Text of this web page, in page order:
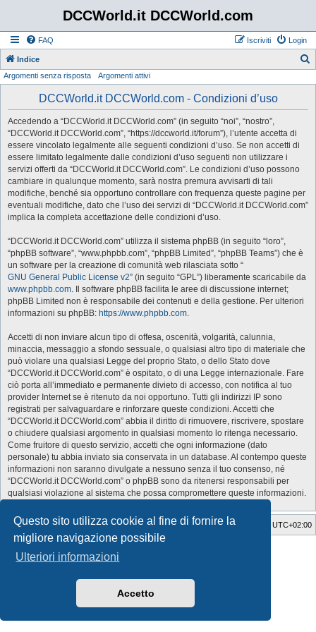
Questo sito utilizza cookie al fine di fornire la
migliore navigazione possibile
Ulteriori informazioni
Accetto
DCCWorld.it DCCWorld.com
FAQ Login
Iscriviti
Indice
Argomenti senza risposta Argomenti attivi
DCCWorld.it DCCWorld.com - Condizioni d’uso
Accedendo a “DCCWorld.it DCCWorld.com” (in seguito “noi”, “nostro”,
“DCCWorld.it DCCWorld.com”, “https://dccworld.it/forum”), l’utente accetta di
essere vincolato legalmente alle seguenti condizioni d’uso. Se non accetti di
essere limitato legalmente dalle condizioni d’uso seguenti non utilizzare i
servizi offerti da “DCCWorld.it DCCWorld.com”. Le condizioni d’uso possono
cambiare in qualunque momento, sarà nostra premura avvisarti di tali
modifiche, benché sia opportuno controllare con frequenza queste pagine per
eventuali modifiche, dato che l’uso dei servizi di “DCCWorld.it DCCWorld.com”
implica la completa accettazione delle condizioni d’uso.
“DCCWorld.it DCCWorld.com” utilizza il sistema phpBB (in seguito “loro”,
“phpBB software”, “www.phpbb.com”, “phpBB Limited”, “phpBB Teams”) che è
un software per la creazione di comunità web rilasciata sotto “
GNU General Public License v2” (in seguito “GPL”) liberamente scaricabile da
www.phpbb.com. Il software phpBB facilita le aree di discussione internet;
phpBB Limited non è responsabile dei contenuti e della gestione. Per ulteriori
informazioni su phpBB: https://www.phpbb.com.
Accetti di non inviare alcun tipo di offesa, oscenità, volgarità, calunnia,
minaccia, messaggio a sfondo sessuale, o qualsiasi altro tipo di materiale che
può violare una qualsiasi Legge del proprio Stato, o dello Stato dove
“DCCWorld.it DCCWorld.com” è ospitato, o di una Legge internazionale. Fare
ciò porta all’immediato e permanente divieto di accesso, con notifica al tuo
provider Internet se è ritenuto da noi opportuno. Tutti gli indirizzi IP sono
registrati per salvaguardare e rinforzare queste condizioni. Accetti che
“DCCWorld.it DCCWorld.com” abbia il diritto di rimuovere, riscrivere, spostare
o chiudere qualsiasi argomento in qualsiasi momento lo ritenga necessario.
Come fruitore di questo servizio, accetti che ogni informazione (dato
personale) tu abbia inviato sia conservata in un database. Al contempo queste
informazioni non saranno divulgate a nessuno senza il tuo consenso, né
“DCCWorld.it DCCWorld.com” o phpBB sono da ritenersi responsabili per
qualsiasi violazione al sistema che possa compromettere queste informazioni.
Indice Tutti gli orari sono UTC+02:00
Cancella cookie
Style Developer by ©
Creato daphpBB
Privacy|Condizioni